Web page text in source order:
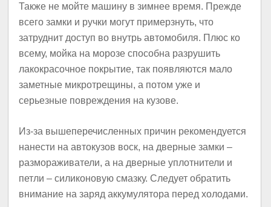
Также не мойте машину в зимнее время. Прежде
всего замки и ручки могут примерзнуть, что
затруднит доступ во внутрь автомобиля. Плюс ко
всему, мойка на морозе способна разрушить
лакокрасочное покрытие, так появляются мало
заметные микротрещины, а потом уже и
серьезные повреждения на кузове.
Из-за вышеперечисленных причин рекомендуется
нанести на автокузов воск, на дверные замки –
размораживатели, а на дверные уплотнители и
петли – силиконовую смазку. Следует обратить
внимание на заряд аккумулятора перед холодами.